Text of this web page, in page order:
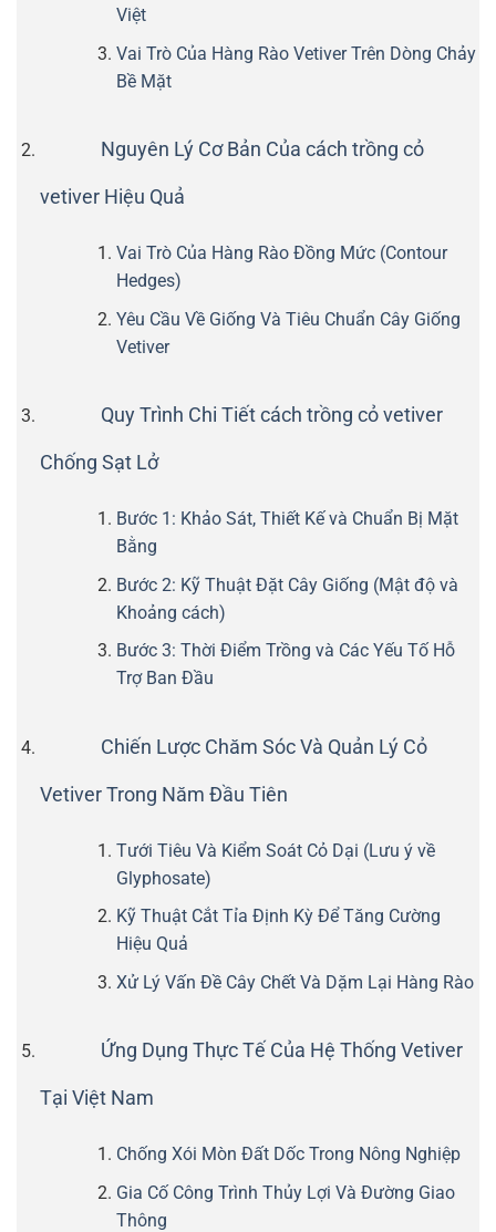
Việt
Vai Trò Của Hàng Rào Vetiver Trên Dòng Chảy
Bề Mặt
Nguyên Lý Cơ Bản Của cách trồng cỏ
vetiver Hiệu Quả
Vai Trò Của Hàng Rào Đồng Mức (Contour
Hedges)
Yêu Cầu Về Giống Và Tiêu Chuẩn Cây Giống
Vetiver
Quy Trình Chi Tiết cách trồng cỏ vetiver
Chống Sạt Lở
Bước 1: Khảo Sát, Thiết Kế và Chuẩn Bị Mặt
Bằng
Bước 2: Kỹ Thuật Đặt Cây Giống (Mật độ và
Khoảng cách)
Bước 3: Thời Điểm Trồng và Các Yếu Tố Hỗ
Trợ Ban Đầu
Chiến Lược Chăm Sóc Và Quản Lý Cỏ
Vetiver Trong Năm Đầu Tiên
Tưới Tiêu Và Kiểm Soát Cỏ Dại (Lưu ý về
Glyphosate)
Kỹ Thuật Cắt Tỉa Định Kỳ Để Tăng Cường
Hiệu Quả
Xử Lý Vấn Đề Cây Chết Và Dặm Lại Hàng Rào
Ứng Dụng Thực Tế Của Hệ Thống Vetiver
Tại Việt Nam
Chống Xói Mòn Đất Dốc Trong Nông Nghiệp
Gia Cố Công Trình Thủy Lợi Và Đường Giao
Thông